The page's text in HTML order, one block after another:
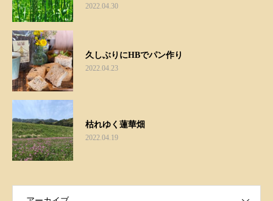
2022.04.30
久しぶりにHBでパン作り
2022.04.23
枯れゆく蓮華畑
2022.04.19